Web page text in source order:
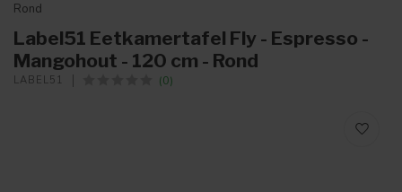
Rond
Label51 Eetkamertafel Fly - Espresso -
Mangohout - 120 cm - Rond
LABEL51 (0)